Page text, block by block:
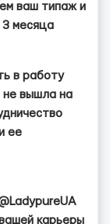
ваш типаж и
3 месяца
в работу
не вышла на
ее
карьеры